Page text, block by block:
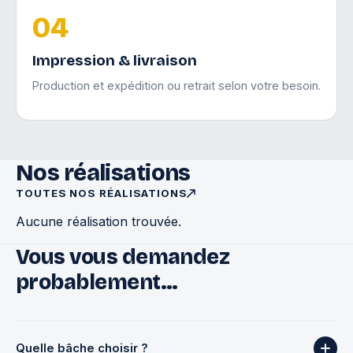
04
Impression & livraison
Production et expédition ou retrait selon votre besoin.
Nos réalisations
TOUTES NOS RÉALISATIONS
Aucune réalisation trouvée.
Vous vous demandez
probablement…
Quelle bâche choisir ?